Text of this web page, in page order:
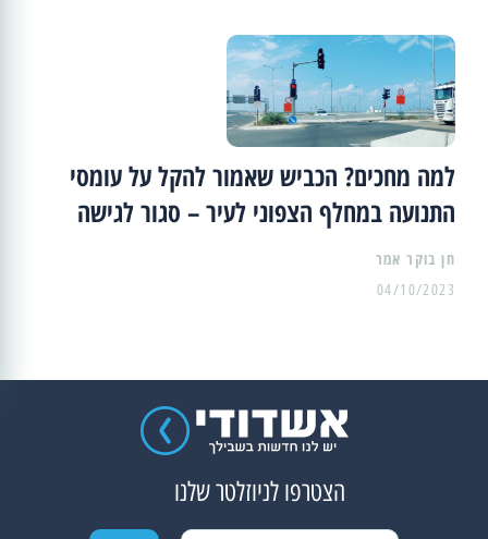
למה מחכים? הכביש שאמור להקל על עומסי
התנועה במחלף הצפוני לעיר – סגור לגישה
04/10/2023
הצטרפו לניוזלטר שלנו